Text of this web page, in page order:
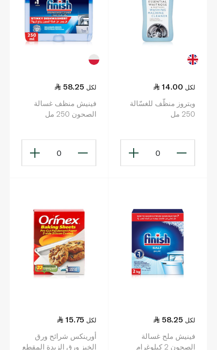
14.00 لكل
ويتروز منظّف للغسّالة
250 مل
0
58.25 لكل
فينيش منظف غسالة
الصحون 250 مل
0
58.25 لكل
فينيش ملح غسالة
الصحون 2 كيلوغرام
15.75 لكل
أورينكس شرائح ورق
الخبز ورق الزبدة المقطع